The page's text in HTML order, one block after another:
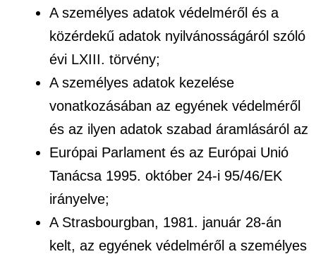
A személyes adatok védelméről és a
közérdekű adatok nyilvánosságáról szóló
évi LXIII. törvény;
A személyes adatok kezelése
vonatkozásában az egyének védelméről
és az ilyen adatok szabad áramlásáról az
Európai Parlament és az Európai Unió
Tanácsa 1995. október 24-i 95/46/EK
irányelve;
A Strasbourgban, 1981. január 28-án
kelt, az egyének védelméről a személyes